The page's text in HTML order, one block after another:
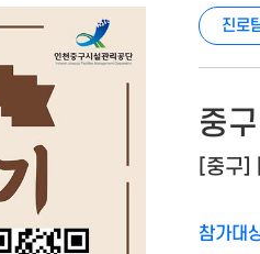
진로
중
[중구]
참가대